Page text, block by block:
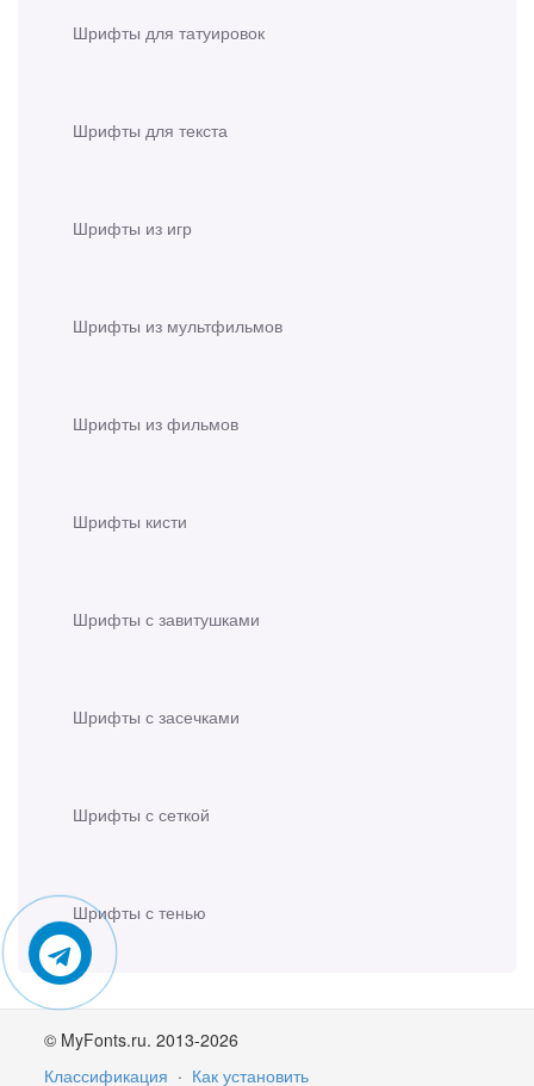
Шрифты для татуировок
Шрифты для текста
Шрифты из игр
Шрифты из мультфильмов
Шрифты из фильмов
Шрифты кисти
Шрифты с завитушками
Шрифты с засечками
Шрифты с сеткой
Шрифты с тенью
© MyFonts.ru. 2013-2026
Классификация · Как установить